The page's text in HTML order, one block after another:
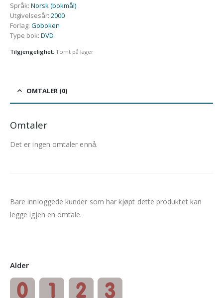
Språk: Norsk (bokmål)
Utgivelsesår: 2000
Forlag: Goboken
Type bok: DVD
Tilgjengelighet: Tomt på lager
OMTALER (0)
Omtaler
Det er ingen omtaler ennå.
Bare innloggede kunder som har kjøpt dette produktet kan
legge igjen en omtale.
Alder